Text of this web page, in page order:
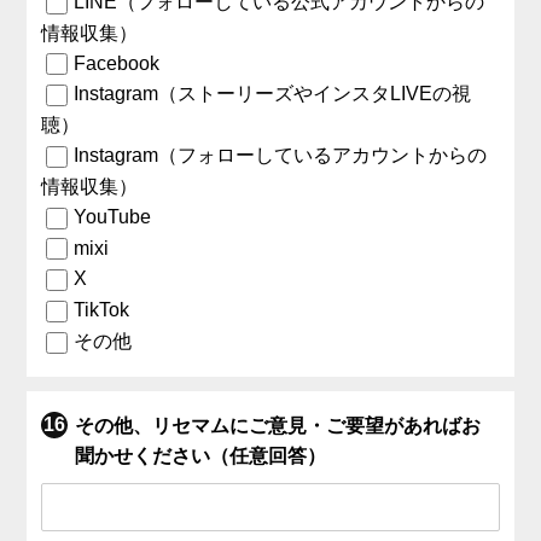
情報収集）
Facebook
Instagram（ストーリーズやインスタLIVEの視
聴）
Instagram（フォローしているアカウントからの
情報収集）
YouTube
mixi
X
TikTok
その他
その他、リセマムにご意見・ご要望があればお
聞かせください（任意回答）